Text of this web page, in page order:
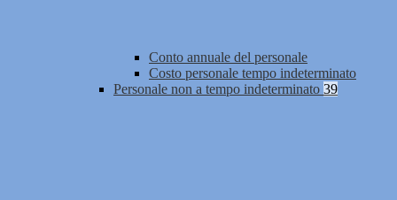
Conto annuale del personale
Costo personale tempo indeterminato
Personale non a tempo indeterminato 39